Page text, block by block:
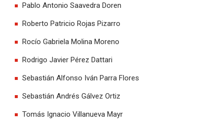
Pablo Antonio Saavedra Doren
Roberto Patricio Rojas Pizarro
Rocío Gabriela Molina Moreno
Rodrigo Javier Pérez Dattari
Sebastián Alfonso Iván Parra Flores
Sebastián Andrés Gálvez Ortiz
Tomás Ignacio Villanueva Mayr